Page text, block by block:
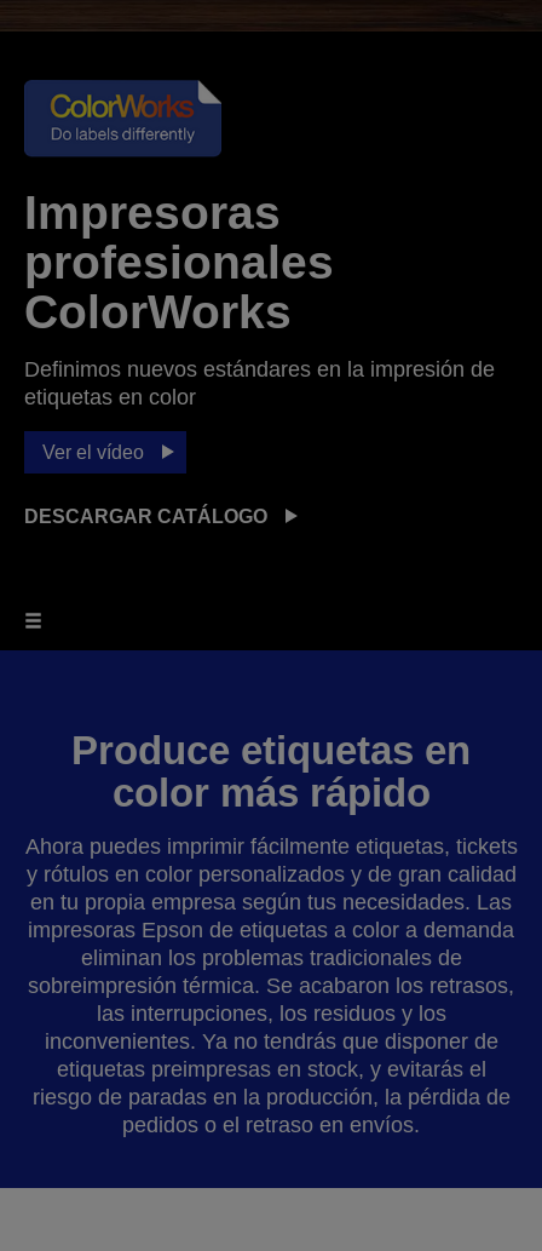
Impresoras
profesionales
ColorWorks
Definimos nuevos estándares en la impresión de
etiquetas en color
Ver el vídeo
DESCARGAR CATÁLOGO
Produce etiquetas en
color más rápido
Ahora puedes imprimir fácilmente etiquetas, tickets
y rótulos en color personalizados y de gran calidad
en tu propia empresa según tus necesidades. Las
impresoras Epson de etiquetas a color a demanda
eliminan los problemas tradicionales de
sobreimpresión térmica. Se acabaron los retrasos,
las interrupciones, los residuos y los
inconvenientes. Ya no tendrás que disponer de
etiquetas preimpresas en stock, y evitarás el
riesgo de paradas en la producción, la pérdida de
pedidos o el retraso en envíos.